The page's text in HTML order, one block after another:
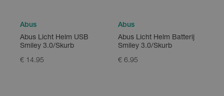
Abus
Abus Licht Helm USB
Smiley 3.0/Skurb
€ 14.95
Abus
Abus Licht Helm Batterij
Smiley 3.0/Skurb
€ 6.95